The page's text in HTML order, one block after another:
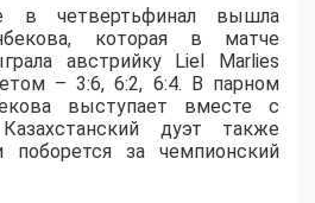
в четвертьфинал вышла
которая в матче
австрийку Liel Marlies
– 3:6, 6:2, 6:4. В парном
выступает вместе с
дуэт также
за чемпионский